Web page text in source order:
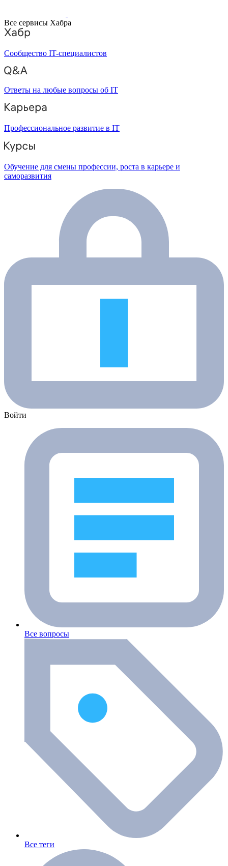
Все сервисы Хабра
Сообщество IT-специалистов
Ответы на любые вопросы об IT
Профессиональное развитие в IT
Обучение для смены профессии, роста в карьере и
саморазвития
Войти
Все вопросы
Все теги